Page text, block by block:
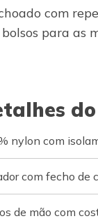
com
para as
nylon com
com fecho de
de mão com